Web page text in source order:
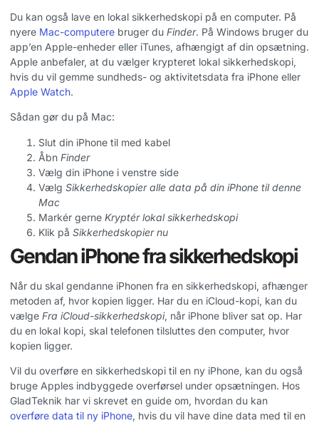
Du kan også lave en lokal sikkerhedskopi på en computer. På
nyere Mac-computere bruger du Finder. På Windows bruger du
app’en Apple-enheder eller iTunes, afhængigt af din opsætning.
Apple anbefaler, at du vælger krypteret lokal sikkerhedskopi,
hvis du vil gemme sundheds- og aktivitetsdata fra iPhone eller
Apple Watch.
Sådan gør du på Mac:
Slut din iPhone til med kabel
Åbn Finder
Vælg din iPhone i venstre side
Vælg Sikkerhedskopier alle data på din iPhone til denne
Mac
Markér gerne Kryptér lokal sikkerhedskopi
Klik på Sikkerhedskopier nu
Gendan iPhone fra sikkerhedskopi
Når du skal gendanne iPhonen fra en sikkerhedskopi, afhænger
metoden af, hvor kopien ligger. Har du en iCloud-kopi, kan du
vælge Fra iCloud-sikkerhedskopi, når iPhone bliver sat op. Har
du en lokal kopi, skal telefonen tilsluttes den computer, hvor
kopien ligger.
Vil du overføre en sikkerhedskopi til en ny iPhone, kan du også
bruge Apples indbyggede overførsel under opsætningen. Hos
GladTeknik har vi skrevet en guide om, hvordan du kan
overføre data til ny iPhone, hvis du vil have dine data med til en